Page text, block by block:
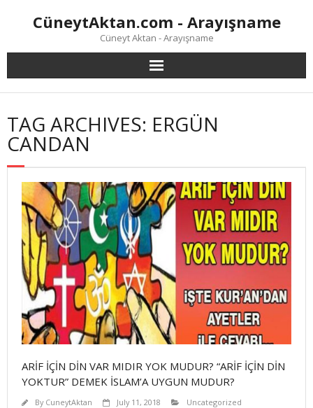
CüneytAktan.com - Arayışname
Cüneyt Aktan - Arayışname
TAG ARCHIVES: ERGÜN
CANDAN
ARİF İÇİN DİN VAR MIDIR YOK MUDUR? “ARİF İÇİN DİN
YOKTUR” DEMEK İSLAM’A UYGUN MUDUR?
By CuneytAktan July 11, 2018
Uncategorized